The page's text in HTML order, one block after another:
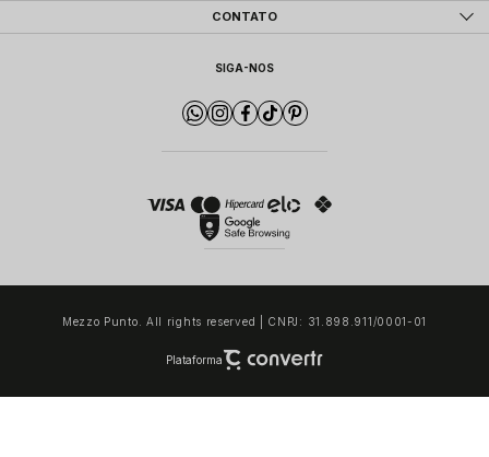
CONTATO
SIGA-NOS
Mezzo Punto. All rights reserved | CNPJ: 31.898.911/0001-01
Plataforma